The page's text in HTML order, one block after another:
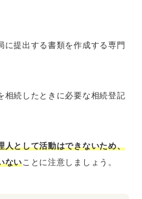
に提出する書類を作成する専門
相続したときに必要な相続登記
人として活動はできないため、
ないことに注意しましょう。